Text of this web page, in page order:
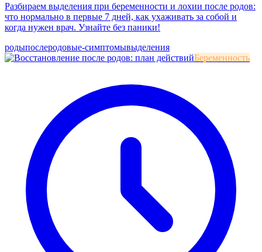
Разбираем выделения при беременности и лохии после родов:
что нормально в первые 7 дней, как ухаживать за собой и
когда нужен врач. Узнайте без паники!
родыпослеродовые-симптомывыделения
Беременность